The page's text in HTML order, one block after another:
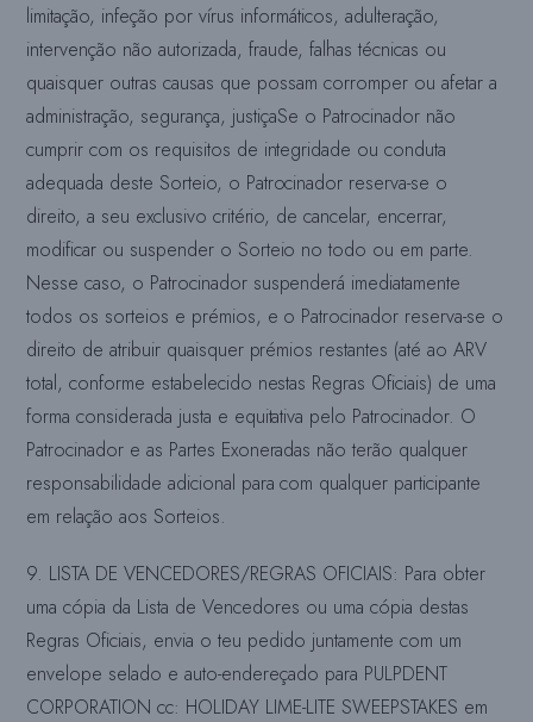
limitação, infeção por vírus informáticos, adulteração,
intervenção não autorizada, fraude, falhas técnicas ou
quaisquer outras causas que possam corromper ou afetar a
administração, segurança, justiçaSe o Patrocinador não
cumprir com os requisitos de integridade ou conduta
adequada deste Sorteio, o Patrocinador reserva-se o
direito, a seu exclusivo critério, de cancelar, encerrar,
modificar ou suspender o Sorteio no todo ou em parte.
Nesse caso, o Patrocinador suspenderá imediatamente
todos os sorteios e prémios, e o Patrocinador reserva-se o
direito de atribuir quaisquer prémios restantes (até ao ARV
total, conforme estabelecido nestas Regras Oficiais) de uma
forma considerada justa e equitativa pelo Patrocinador. O
Patrocinador e as Partes Exoneradas não terão qualquer
responsabilidade adicional para com qualquer participante
em relação aos Sorteios.
9. LISTA DE VENCEDORES/REGRAS OFICIAIS: Para obter
uma cópia da Lista de Vencedores ou uma cópia destas
Regras Oficiais, envia o teu pedido juntamente com um
envelope selado e auto-endereçado para PULPDENT
CORPORATION cc: HOLIDAY LIME-LITE SWEEPSTAKES em